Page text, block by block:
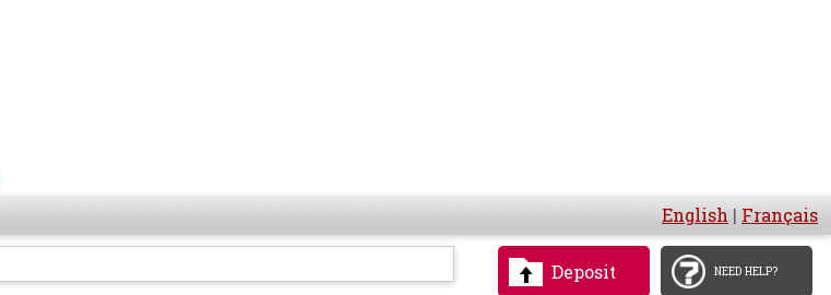
English | Français
Deposit NEED HELP?